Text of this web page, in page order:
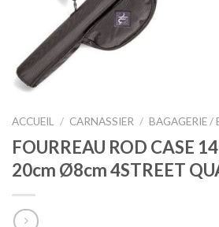
ACCUEIL / CARNASSIER / BAGAGERIE /
FOURREAU ROD CASE
20cm Ø8cm 4STREET